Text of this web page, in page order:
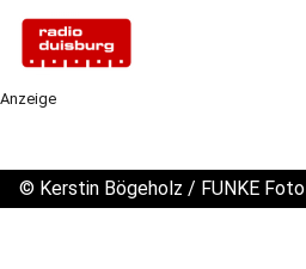
Anzeige
© Kerstin Bögeholz / FUNKE